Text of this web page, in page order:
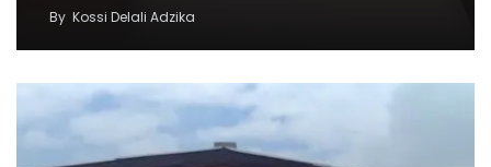
By Kossi Delali Adzika